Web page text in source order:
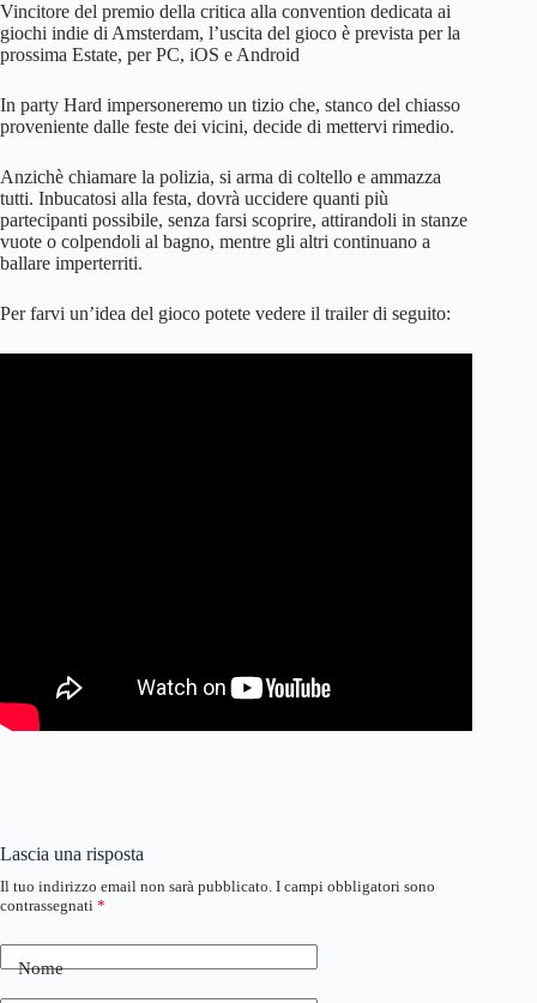
Vincitore del premio della critica alla convention dedicata ai
giochi indie di Amsterdam, l’uscita del gioco è prevista per la
prossima Estate, per PC, iOS e Android
In party Hard impersoneremo un tizio che, stanco del chiasso
proveniente dalle feste dei vicini, decide di mettervi rimedio.
Anzichè chiamare la polizia, si arma di coltello e ammazza
tutti. Inbucatosi alla festa, dovrà uccidere quanti più
partecipanti possibile, senza farsi scoprire, attirandoli in stanze
vuote o colpendoli al bagno, mentre gli altri continuano a
ballare imperterriti.
Per farvi un’idea del gioco potete vedere il trailer di seguito:
Lascia una risposta
Il tuo indirizzo email non sarà pubblicato. I campi obbligatori sono
contrassegnati *
Nome